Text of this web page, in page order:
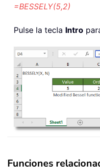
=BESSELY(5,2)
Pulse la tecla Intro
Funciones